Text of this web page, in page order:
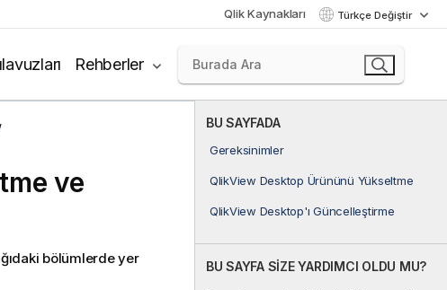
Qlik Kaynakları Türkçe Değiştir
Rehberler
BU SAYFADA
Gereksinimler
QlikView Desktop Ürününü Yükseltme
QlikView Desktop'ı Güncelleştirme
BU SAYFA SİZE YARDIMCI OLDU MU?
ve
bölümlerde yer